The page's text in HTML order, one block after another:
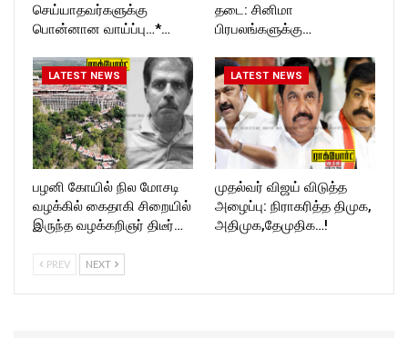
செய்யாதவர்களுக்கு
பொன்னான வாய்ப்பு…*…
தடை: சினிமா
பிரபலங்களுக்கு…
LATEST NEWS
பழனி கோயில் நில மோசடி
வழக்கில் கைதாகி சிறையில்
இருந்த வழக்கறிஞர் திடீர்…
LATEST NEWS
முதல்வர் விஜய் விடுத்த
அழைப்பு: நிராகரித்த திமுக,
அதிமுக,தேமுதிக…!
PREV NEXT